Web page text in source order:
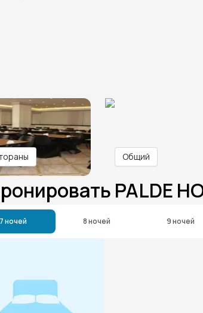
Общий
PALDE
7 ночей 8 ночей 9 ночей